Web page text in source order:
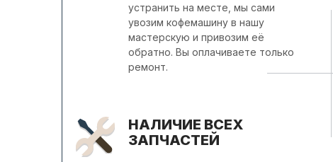
устранить на месте, мы сами
увозим кофемашину в нашу
мастерскую и привозим её
обратно. Вы оплачиваете только
ремонт.
НАЛИЧИЕ ВСЕХ
ЗАПЧАСТЕЙ